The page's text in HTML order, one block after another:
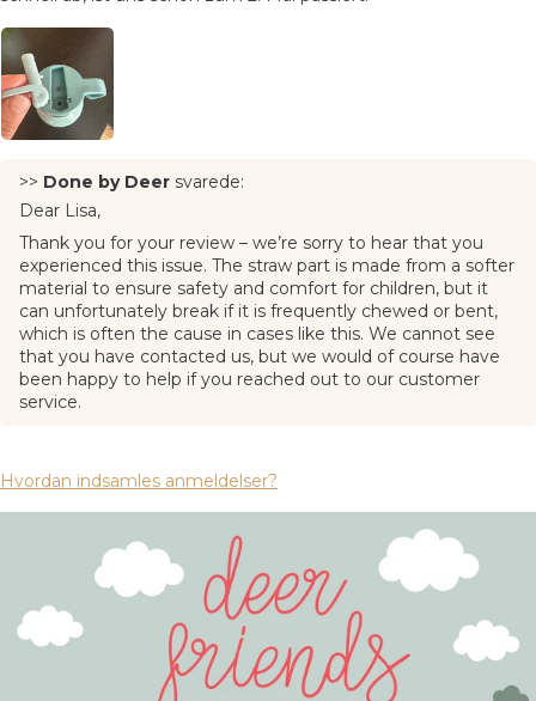
>> Done by Deer svarede:
Dear Lisa,
Thank you for your review – we’re sorry to hear that you
experienced this issue. The straw part is made from a softer
material to ensure safety and comfort for children, but it
can unfortunately break if it is frequently chewed or bent,
which is often the cause in cases like this. We cannot see
that you have contacted us, but we would of course have
been happy to help if you reached out to our customer
service.
Hvordan indsamles anmeldelser?